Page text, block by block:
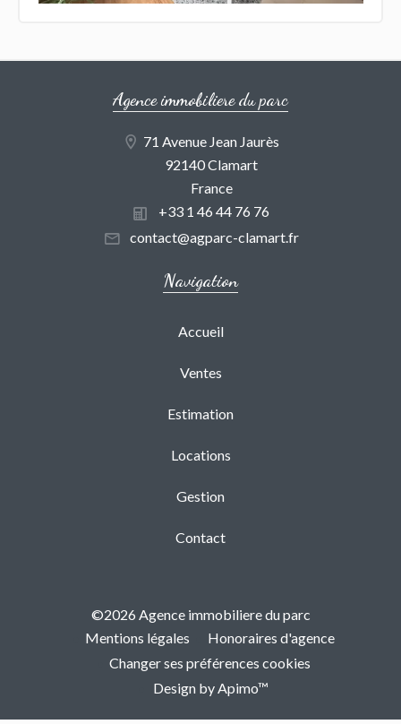
Agence immobiliere du parc
71 Avenue Jean Jaurès
92140 Clamart
France
+33 1 46 44 76 76
contact@agparc-clamart.fr
Navigation
Accueil
Ventes
Estimation
Locations
Gestion
Contact
©2026 Agence immobiliere du parc
Mentions légales
Honoraires d'agence
Changer ses préférences cookies
Design byApimo™